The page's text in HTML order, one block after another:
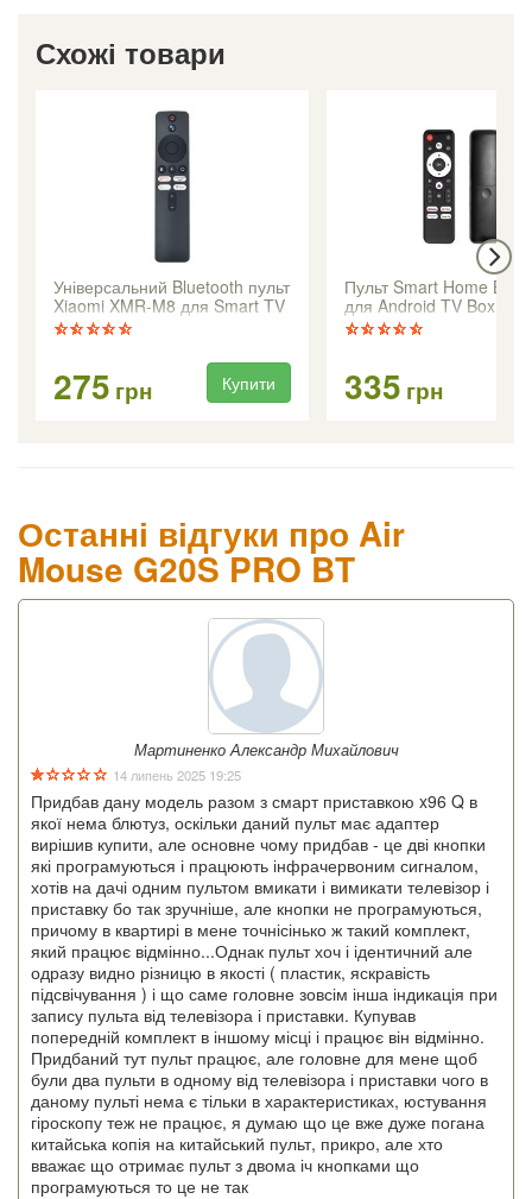
Схожі товари
Універсальний Bluetooth пульт
Xiaomi XMR-M8 для Smart TV
і медіаплеєрів
275 грн Купити
Пульт Smart Home
для Android TV Box
335 грн
Останні відгуки про Air
Mouse G20S PRO BT
Мартиненко Александр Михайлович
14 липень 2025 19:25
Придбав дану модель разом з смарт приставкою x96 Q в
якої нема блютуз, оскільки даний пульт має адаптер
вирішив купити, але основне чому придбав - це дві кнопки
які програмуються і працюють інфрачервоним сигналом,
хотів на дачі одним пультом вмикати і вимикати телевізор і
приставку бо так зручніше, але кнопки не програмуються,
причому в квартирі в мене точнісінько ж такий комплект,
який працює відмінно...Однак пульт хоч і ідентичний але
одразу видно різницю в якості ( пластик, яскравість
підсвічування ) і що саме головне зовсім інша індикація при
запису пульта від телевізора і приставки. Купував
попередній комплект в іншому місці і працює він відмінно.
Придбаний тут пульт працює, але головне для мене щоб
були два пульти в одному від телевізора і приставки чого в
даному пульті нема є тільки в характеристиках, юстування
гіроскопу теж не працює, я думаю що це вже дуже погана
китайська копія на китайський пульт, прикро, але хто
вважає що отримає пульт з двома іч кнопками що
програмуються то це не так